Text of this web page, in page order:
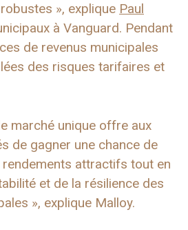
», explique Paul
à Vanguard. Pendant
de revenus municipales
des risques tarifaires et
marché unique offre aux
de gagner une chance de
attractifs tout en
et de la résilience des
», explique Malloy.